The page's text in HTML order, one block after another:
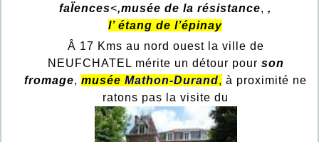
faÏences<,musée de la résistance, ,
l’ étang de l’épinay
Â 17 Kms au nord ouest la ville de
NEUFCHATEL mérite un détour pour son
fromage,muséeMathon-Durand, à proximité ne
ratons pas la visite du